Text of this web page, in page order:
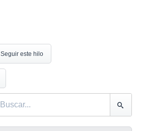
Seguir este hilo